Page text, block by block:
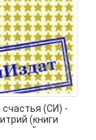
счастья (СИ) -
(книги
онлайн